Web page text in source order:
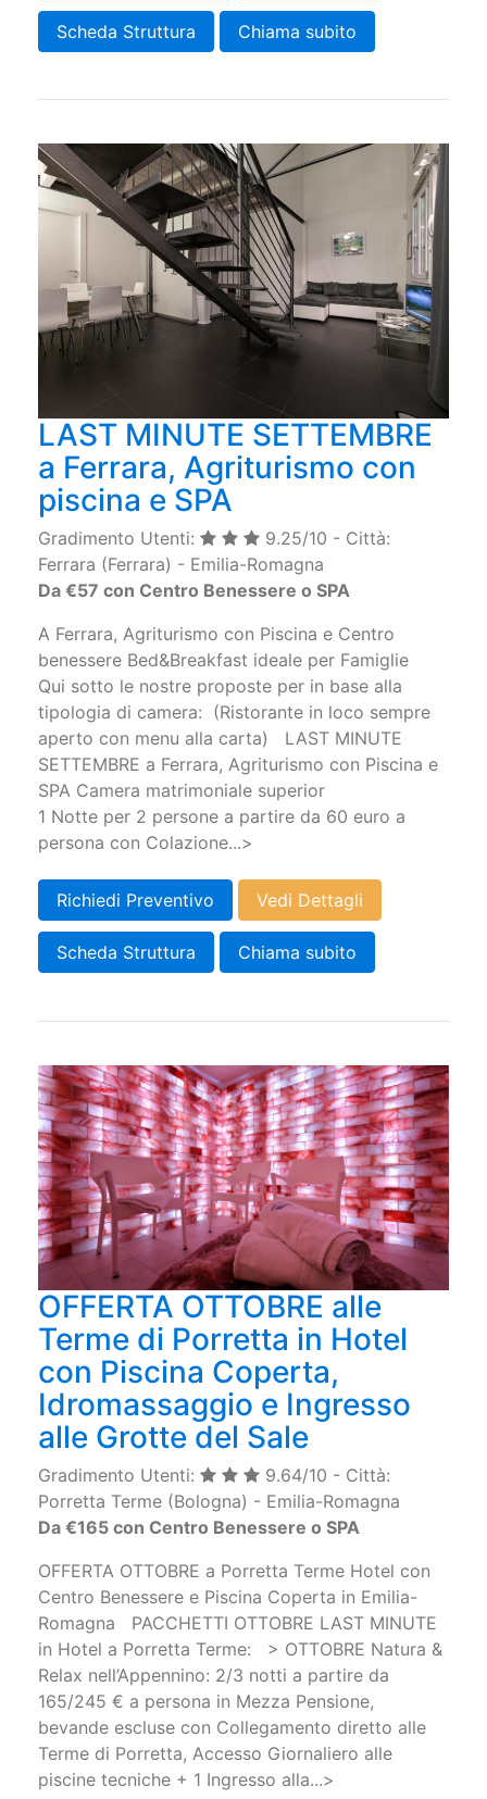
Scheda Struttura Chiama subito
LAST MINUTE SETTEMBRE
a Ferrara, Agriturismo con
piscina e SPA
Gradimento Utenti:
9.25/10 - Città:
Ferrara (Ferrara) - Emilia-Romagna
Da €57 con Centro Benessere o SPA
A Ferrara, Agriturismo con Piscina e Centro
benessere Bed&Breakfast ideale per Famiglie
Qui sotto le nostre proposte per in base alla
tipologia di camera: (Ristorante in loco sempre
aperto con menu alla carta) LAST MINUTE
SETTEMBRE a Ferrara, Agriturismo con Piscina e
SPA Camera matrimoniale superior
1 Notte per 2 persone a partire da 60 euro a
persona con Colazione...>
Richiedi Preventivo Vedi Dettagli
Scheda Struttura Chiama subito
OFFERTA OTTOBRE alle
Terme di Porretta in Hotel
con Piscina Coperta,
Idromassaggio e Ingresso
alle Grotte del Sale
Gradimento Utenti:
9.64/10 - Città:
Porretta Terme (Bologna) - Emilia-Romagna
Da €165 con Centro Benessere o SPA
OFFERTA OTTOBRE a Porretta Terme Hotel con
Centro Benessere e Piscina Coperta in Emilia-
Romagna PACCHETTI OTTOBRE LAST MINUTE
in Hotel a Porretta Terme: > OTTOBRE Natura &
Relax nell’Appennino: 2/3 notti a partire da
165/245 € a persona in Mezza Pensione,
bevande escluse con Collegamento diretto alle
Terme di Porretta, Accesso Giornaliero alle
piscine tecniche + 1 Ingresso alla...>